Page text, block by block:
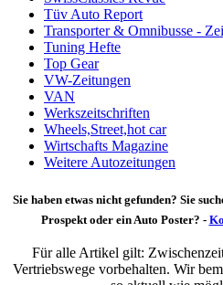
Tüv Auto Report
Transporter & Omnibusse -
Tuning Hefte
Top Gear
VW-Zeitungen
VAN
Werkszeitschriften
Wheels,Street,hot car
Wirtschafts Magazine
Weitere Autozeitungen
Sie haben etwas nicht gefunden? Sie
Prospekt oder ein Auto Poster? -
Für alle Artikel gilt:
Vertriebswege vorbehalten. Wir